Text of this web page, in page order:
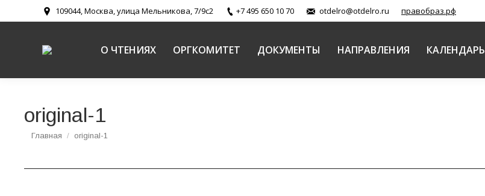
109044, Москва, улица Мельникова, 7/9с2 +7 495 650 10 70 otdelro@otdelro.ru правобраз.рф
О ЧТЕНИЯХ ОРГКОМИТЕТ ДОКУМЕНТЫ НАПРАВЛЕНИЯ КАЛЕНДАРЬ
original-1
Вы здесь:
Главная original-1